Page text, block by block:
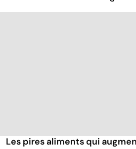
Les pires aliments qui